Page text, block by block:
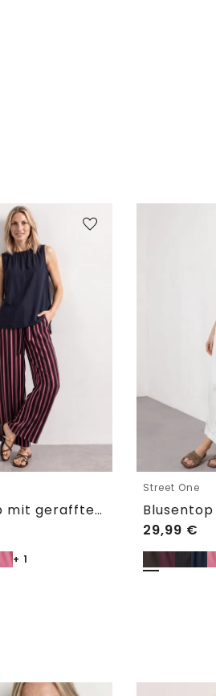
Blusentop mit gerafftem Rundhals
+ 1
Street One
29,99 €